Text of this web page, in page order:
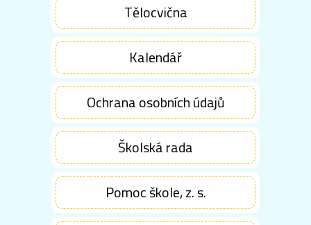
Tělocvična
Kalendář
Ochrana osobních údajů
Školská rada
Pomoc škole, z. s.